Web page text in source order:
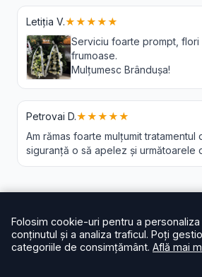
Letiția V.★★★★★
Serviciu foarte prompt,
frumoase.
Mulțumesc Brândușa!
Petrovai D.★★★★★
Am rămas foarte mulțumit tratamentul
siguranță o să apelez și următoarele
Livrare Flori Valea
Intrebari Frecvente
Folosim cookie-uri pentru a personaliza
conținutul și a analiza traficul. Poți
categoriile de consimțământ. Află mai